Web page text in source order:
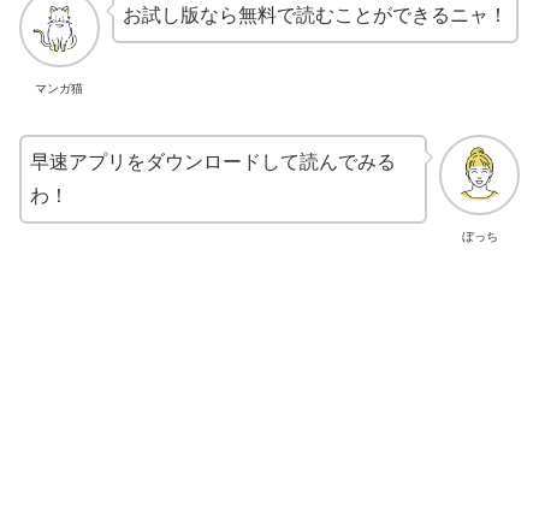
マンガ猫
お試し版なら無料で読むことができるニャ！
ぼっち
早速アプリをダウンロードして読んでみる
わ！